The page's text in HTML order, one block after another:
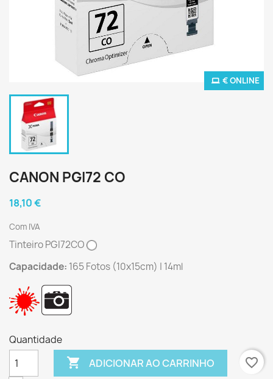
€ ONLINE
CANON PGI72 CO
18,10 €
Com IVA
Tinteiro PGI72CO
Capacidade: 165 Fotos (10x15cm) | 14ml
Quantidade
 ADICIONAR AO CARRINHO favorite_border